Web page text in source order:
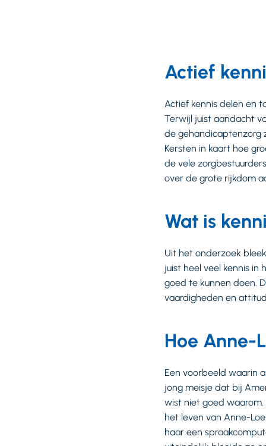
Actief
Actief kennis delen en
Terwijl juist aandacht
de gehandicaptenzorg
Kersten in kaart hoe
de vele
over de grote rijkdom
Wat is
Uit het onderzoek
juist heel veel kennis in
goed te kunnen doen.
vaardigheden en
Hoe Anne-
Een voorbeeld waarin
jong meisje dat bij
wist niet goed waarom.
het leven van Anne-
haar een